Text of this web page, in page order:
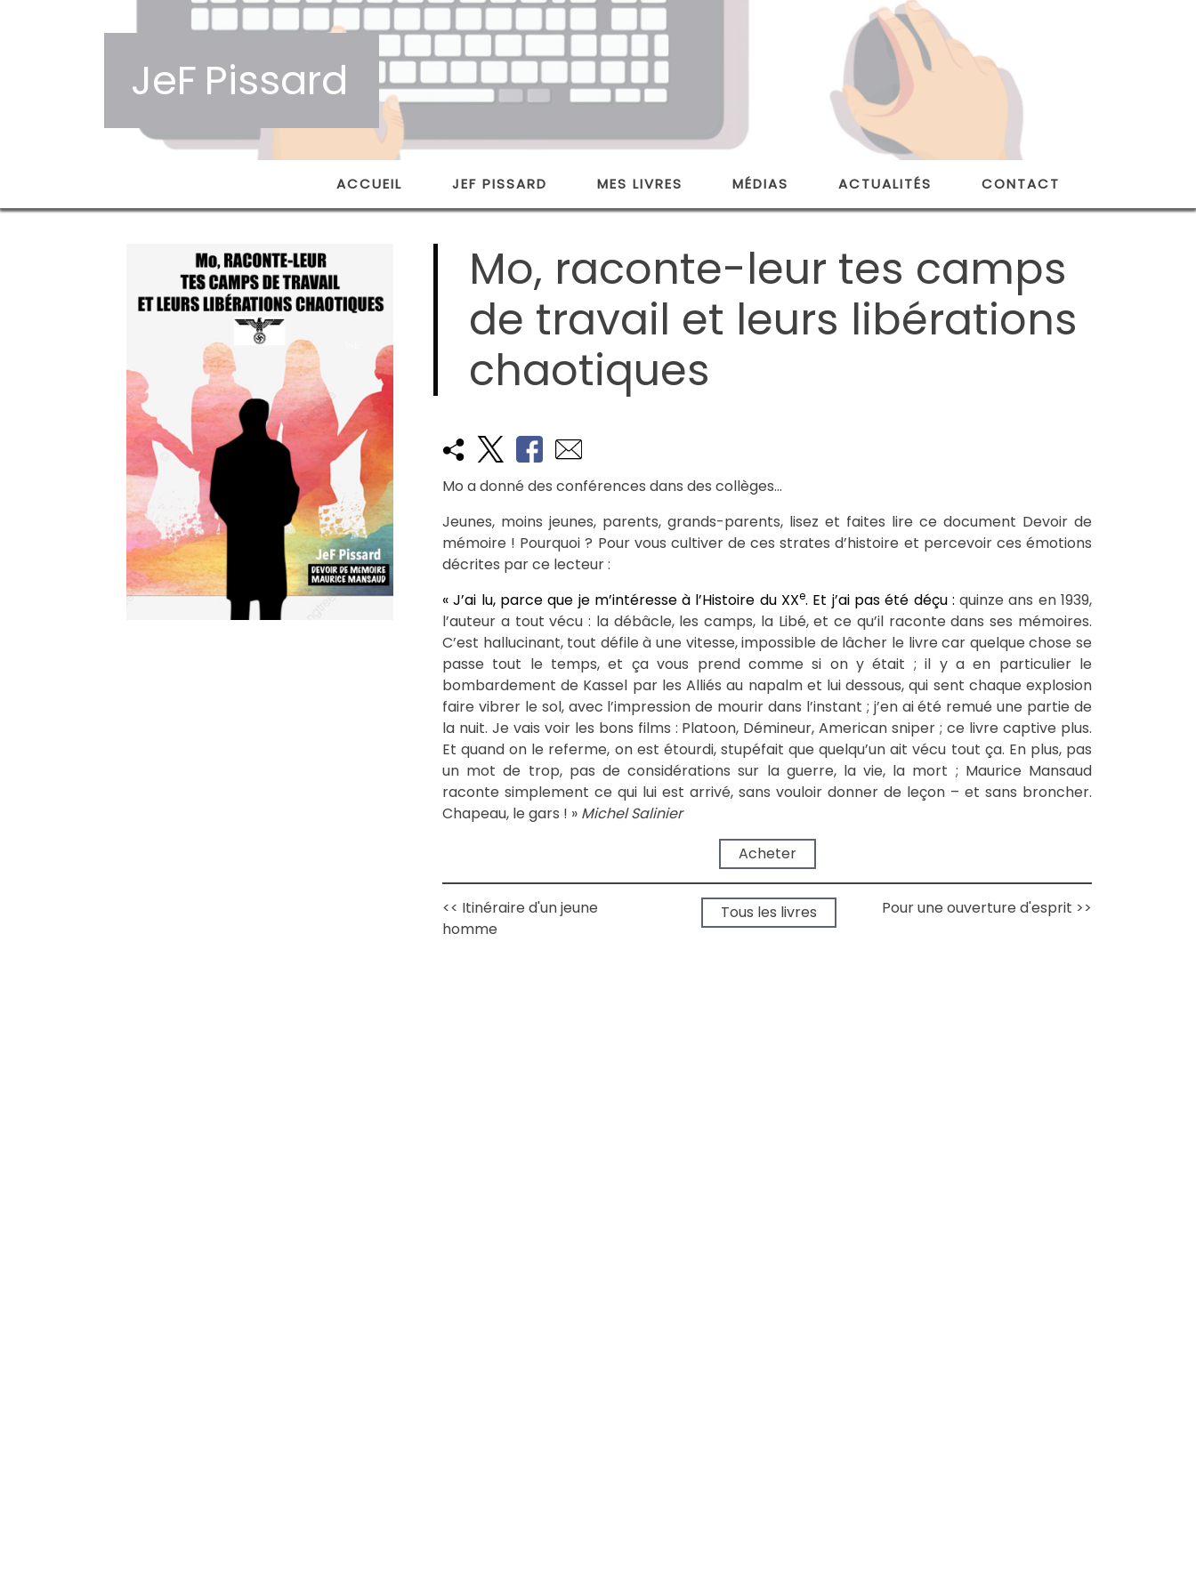
JeF Pissard
ACCUEIL JEF PISSARD MES LIVRES MÉDIAS ACTUALITÉS CONTACT
Mo, raconte-leur tes camps
de travail et leurs libérations
chaotiques
Mo a donné des conférences dans des collèges…
Jeunes, moins jeunes, parents, grands-parents, lisez et faites lire ce document Devoir de
mémoire ! Pourquoi ? Pour vous cultiver de ces strates d’histoire et percevoir ces émotions
décrites par ce lecteur :
« J’ai lu, parce que je m’intéresse à l’Histoire du XXe. Et j’ai pas été déçu : quinze ans en 1939,
l’auteur a tout vécu : la débâcle, les camps, la Libé, et ce qu’il raconte dans ses mémoires.
C’est hallucinant, tout défile à une vitesse, impossible de lâcher le livre car quelque chose se
passe tout le temps, et ça vous prend comme si on y était ; il y a en particulier le
bombardement de Kassel par les Alliés au napalm et lui dessous, qui sent chaque explosion
faire vibrer le sol, avec l’impression de mourir dans l’instant ; j’en ai été remué une partie de
la nuit. Je vais voir les bons films : Platoon, Démineur, American sniper ; ce livre captive plus.
Et quand on le referme, on est étourdi, stupéfait que quelqu’un ait vécu tout ça. En plus, pas
un mot de trop, pas de considérations sur la guerre, la vie, la mort ; Maurice Mansaud
raconte simplement ce qui lui est arrivé, sans vouloir donner de leçon – et sans broncher.
Chapeau, le gars ! » Michel Salinier
Acheter➔
<< Itinéraire d'un jeune
homme
Tous les livres Pour une ouverture d'esprit >>